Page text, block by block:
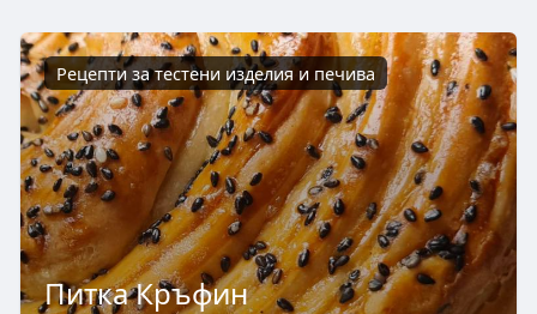
Рецепти за тестени изделия и печива
Питка Кръфин